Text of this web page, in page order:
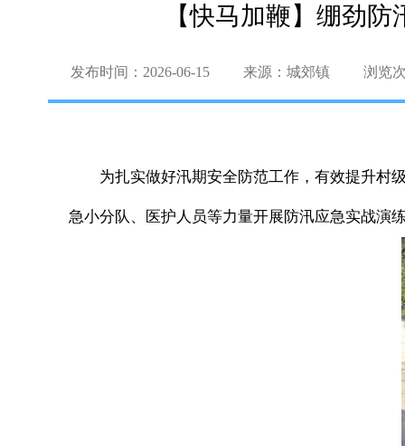
【快马加鞭】绷劲
发布时间：2026-06-15 来源：城郊镇 浏览
为扎实做好汛期安全防范工作，有效提升村
急小分队、医护人员等力量开展防汛应急实战演